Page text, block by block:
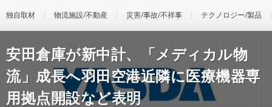
独自取材 物流施設/不動産 災害/事故/不祥事 テクノロジー/製品
安田倉庫が新中計、「メディカル物
流」成長へ羽田空港近隣に医療機器専
用拠点開設など表明